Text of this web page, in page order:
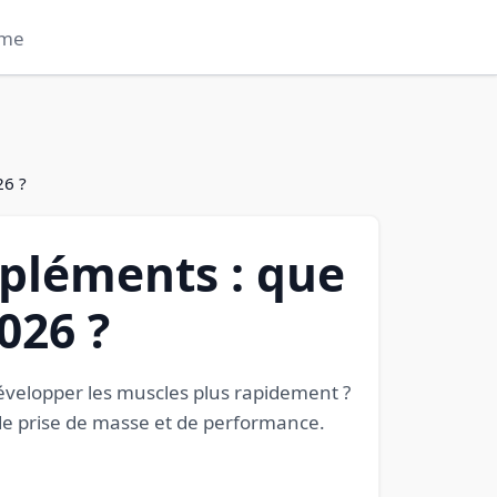
?
: que
?
les muscles plus rapidement ?
prise de masse et de performance.